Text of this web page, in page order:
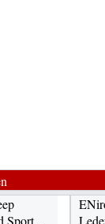
Sport...